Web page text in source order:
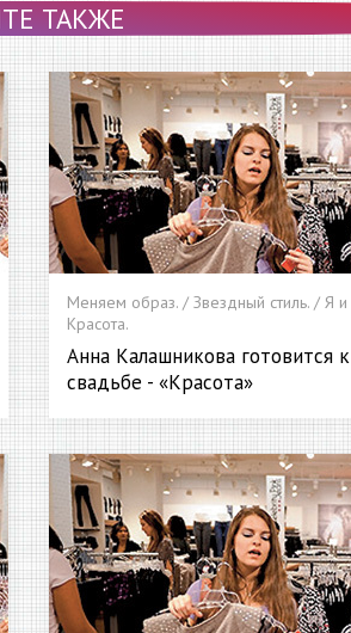
ТАКЖЕ
Меняем образ. / Звездный стиль. / Я и
Красота.
Анна Калашникова готовится к
свадьбе - «Красота»